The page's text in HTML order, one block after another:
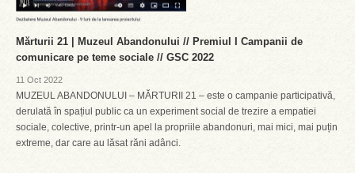
Mărturii 21 | Muzeul Abandonului // Premiul I Campanii de
comunicare pe teme sociale // GSC 2022
11 Oct 2022
MUZEUL ABANDONULUI – MĂRTURII 21 – este o campanie participativă,
derulată în spațiul public ca un experiment social de trezire a empatiei
sociale, colective, printr-un apel la propriile abandonuri, mai mici, mai puțin
extreme, dar care au lăsat răni adânci.